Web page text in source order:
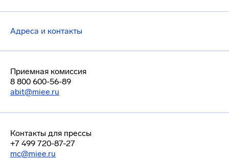
Адреса и контакты
Приемная комиссия
8 800 600-56-89
abit@miee.ru
Контакты для прессы
+7 499 720-87-27
mc@miee.ru